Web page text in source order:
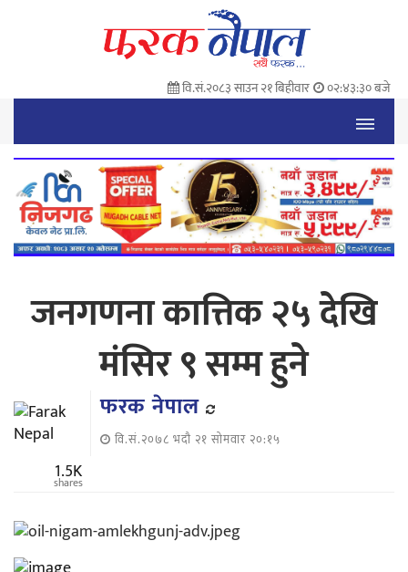
वि.सं.२०८३ साउन २१ बिहीवार ०२:४३:३१ बजे
जनगणना कात्तिक २५ देखि
मंसिर ९ सम्म हुने
फरक नेपाल
वि.सं.२०७८ भदौ २१ सोमवार २०:१५
1.5K
shares